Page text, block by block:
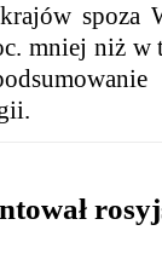
spoza
mniej niż w